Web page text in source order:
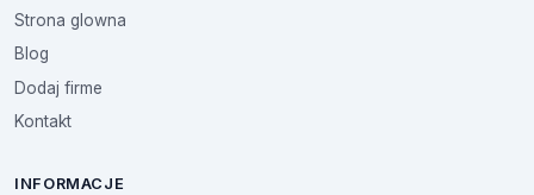
Strona glowna
Blog
Dodaj firme
Kontakt
INFORMACJE